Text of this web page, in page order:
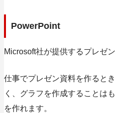
PowerPoint
Microsoft社が提供するプレゼ
仕事でプレゼン資料を作ると
く、グラフを作成することは
を作れます。